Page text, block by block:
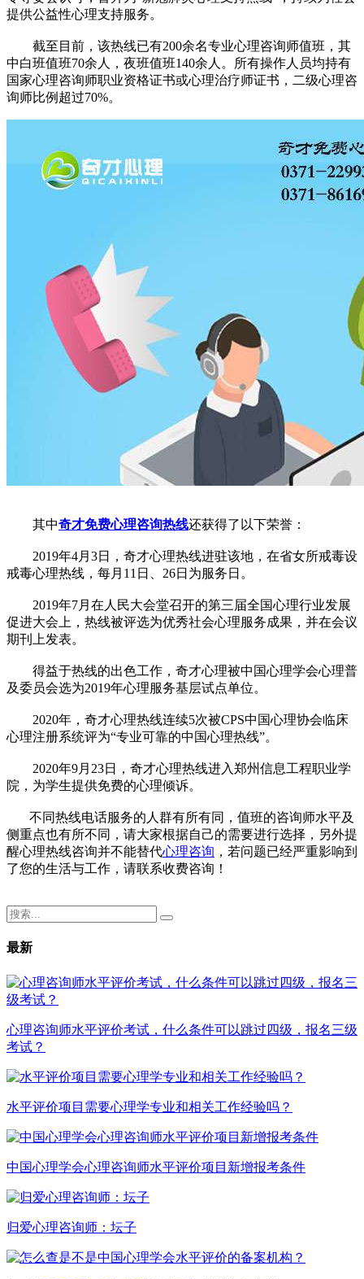
提供公益性心理支持服务。
截至目前，该热线已有200余名专业心理咨询师值班，其
中白班值班70余人，夜班值班140余人。所有操作人员均持有
国家心理咨询师职业资格证书或心理治疗师证书，二级心理咨
询师比例超过70%。
其中奇才免费心理咨询热线还获得了以下荣誉：
2019年4月3日，奇才心理热线进驻该地，在省女所戒毒设
戒毒心理热线，每月11日、26日为服务日。
2019年7月在人民大会堂召开的第三届全国心理行业发展
促进大会上，热线被评选为优秀社会心理服务成果，并在会议
期刊上发表。
得益于热线的出色工作，奇才心理被中国心理学会心理普
及委员会选为2019年心理服务基层试点单位。
2020年，奇才心理热线连续5次被CPS中国心理协会临床
心理注册系统评为“专业可靠的中国心理热线”。
2020年9月23日，奇才心理热线进入郑州信息工程职业学
院，为学生提供免费的心理倾诉。
不同热线电话服务的人群有所有同，值班的咨询师水平及
侧重点也有所不同，请大家根据自己的需要进行选择，另外提
醒心理热线咨询并不能替代心理咨询 ，若问题已经严重影响到
了您的生活与工作，请联系收费咨询！
最新
心理咨询师水平评价考试，什么条件可以跳过四级，报名三级
考试？
水平评价项目需要心理学专业和相关工作经验吗？
中国心理学会心理咨询师水平评价项目新增报考条件
归爱心理咨询师：坛子